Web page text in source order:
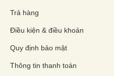
Trả hàng
Điều kiện & điều khoản
Quy định bảo mật
Thông tin thanh toán